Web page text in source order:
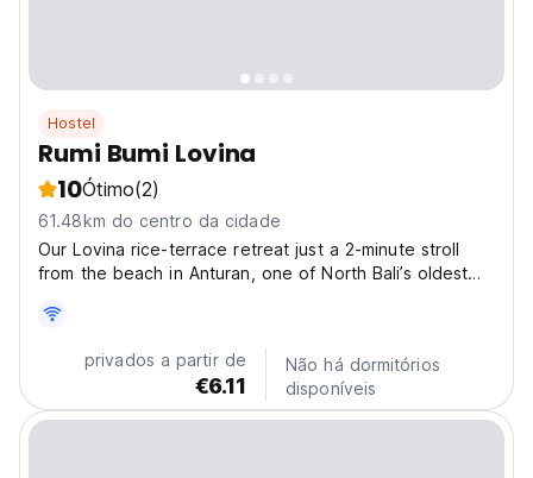
Hostel
Rumi Bumi Lovina
10Ótimo(2)
61.48km do centro da cidade
Our Lovina rice-terrace retreat just a 2-minute stroll
from the beach in Anturan, one of North Bali’s oldest
silhouette of Northern Bali’s mountains; wander to the
shore for dolphins, or easy water days. The...
privados a partir de
€6.11
Não há dormitórios
disponíveis